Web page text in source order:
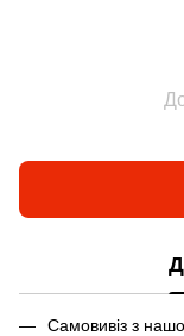
Самовивіз з